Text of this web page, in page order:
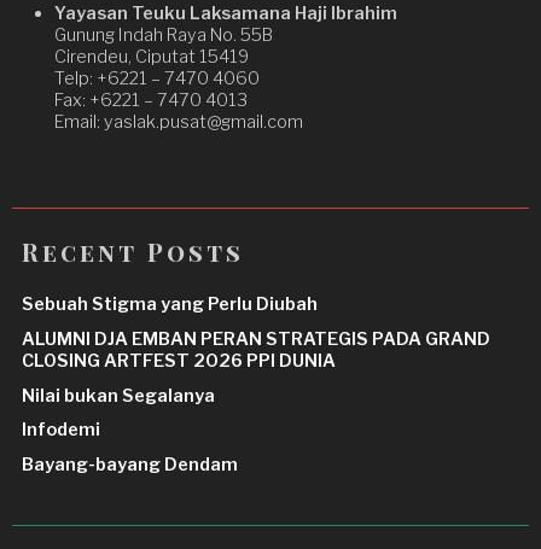
Yayasan Teuku Laksamana Haji Ibrahim
Gunung Indah Raya No. 55B
Cirendeu, Ciputat 15419
Telp: +6221 – 7470 4060
Fax: +6221 – 7470 4013
Email: yaslak.pusat@gmail.com
Recent Posts
Sebuah Stigma yang Perlu Diubah
ALUMNI DJA EMBAN PERAN STRATEGIS PADA GRAND
CLOSING ARTFEST 2026 PPI DUNIA
Nilai bukan Segalanya
Infodemi
Bayang-bayang Dendam